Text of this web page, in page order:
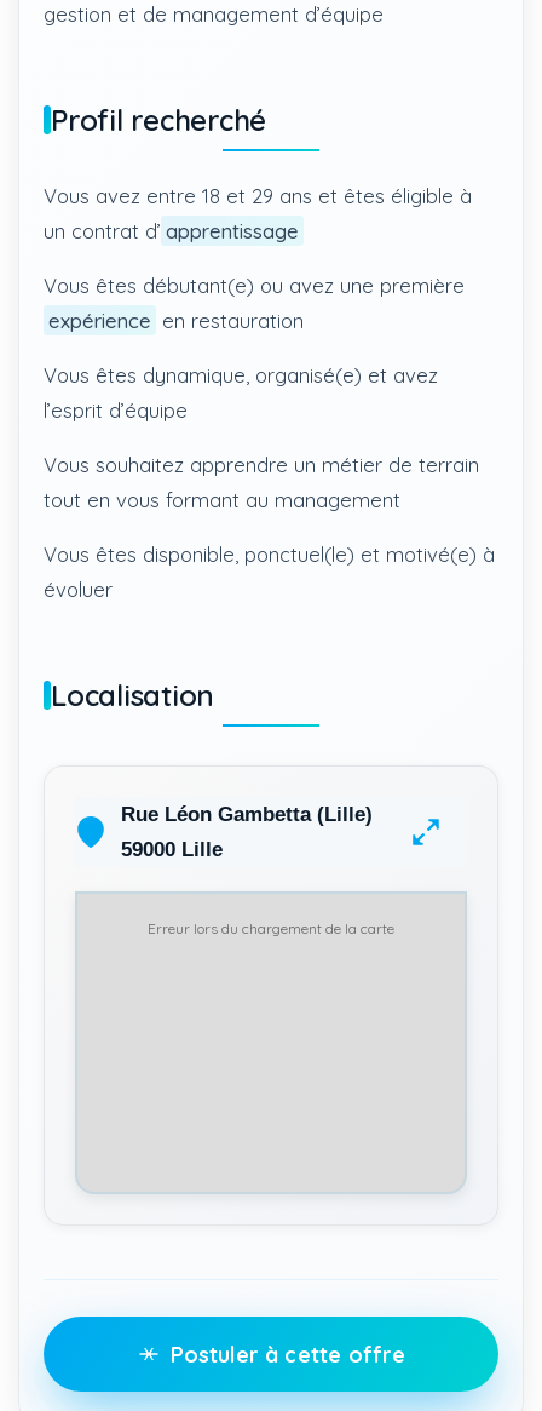
gestion et de management d’équipe
Profil recherché
Vous avez entre 18 et 29 ans et êtes éligible à
un contrat d’ apprentissage
Vous êtes débutant(e) ou avez une première
expérience en restauration
Vous êtes dynamique, organisé(e) et avez
l’esprit d’équipe
Vous souhaitez apprendre un métier de terrain
tout en vous formant au management
Vous êtes disponible, ponctuel(le) et motivé(e) à
évoluer
Localisation
Rue Léon Gambetta (Lille)
59000 Lille
Erreur lors du chargement de la carte
Postuler à cette offre